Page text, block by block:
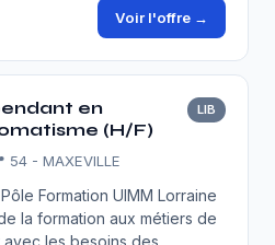
Voir l'offre →
en
(H/F)
LIB
54 - MAXEVILLE
Formation UIMM Lorraine
la formation aux métiers de
les besoins des